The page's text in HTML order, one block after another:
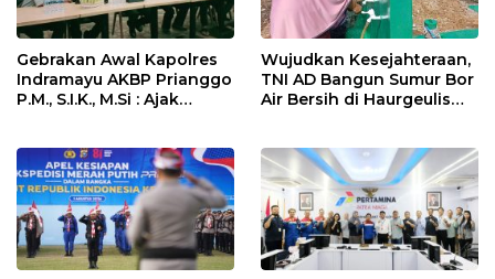
Gebrakan Awal Kapolres
Indramayu AKBP Prianggo
P.M., S.I.K., M.Si : Ajak
Wujudkan Kesejahteraan,
TNI AD Bangun Sumur Bor
Air Bersih di Haurgeulis